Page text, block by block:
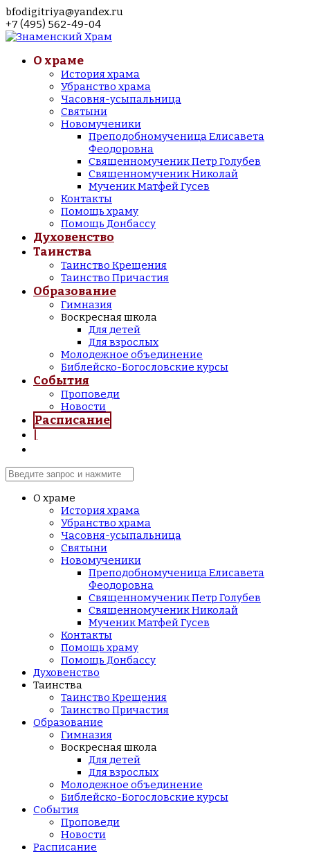
bfodigitriya@yandex.ru
+7 (495) 562-49-04
О храме
История храма
Убранство храма
Часовня-усыпальница
Святыни
Новомученики
Преподобномученица Елисавета
Феодоровна
Священномученик Петр Голубев
Священномученик Николай
Мученик Матфей Гусев
Контакты
Помощь храму
Помощь Донбассу
Духовенство
Таинства
Таинство Крещения
Таинство Причастия
Образование
Гимназия
Воскресная школа
Для детей
Для взрослых
Молодежное объединение
Библейско-Богословские курсы
События
Проповеди
Новости
Расписание
О храме
История храма
Убранство храма
Часовня-усыпальница
Святыни
Новомученики
Преподобномученица Елисавета
Феодоровна
Священномученик Петр Голубев
Священномученик Николай
Мученик Матфей Гусев
Контакты
Помощь храму
Помощь Донбассу
Духовенство
Таинства
Таинство Крещения
Таинство Причастия
Образование
Гимназия
Воскресная школа
Для детей
Для взрослых
Молодежное объединение
Библейско-Богословские курсы
События
Проповеди
Новости
Расписание